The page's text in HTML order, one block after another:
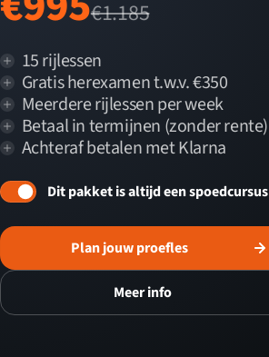
€1.185
15 rijlessen
Gratis herexamen t.w.v. €350
Meerdere rijlessen per week
Betaal in termijnen (zonder rente)
Achteraf betalen met Klarna
Dit pakket is altijd een spoedcursus
Plan jouw proefles
Meer info